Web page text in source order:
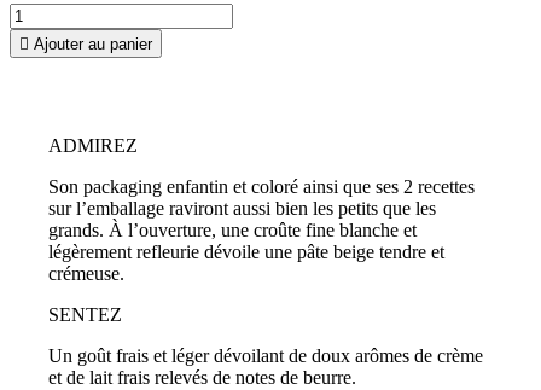
 Ajouter au panier
ADMIREZ
Son packaging enfantin et coloré ainsi que ses 2 recettes
sur l’emballage raviront aussi bien les petits que les
grands. À l’ouverture, une croûte fine blanche et
légèrement refleurie dévoile une pâte beige tendre et
crémeuse.
SENTEZ
Un goût frais et léger dévoilant de doux arômes de crème
et de lait frais relevés de notes de beurre.